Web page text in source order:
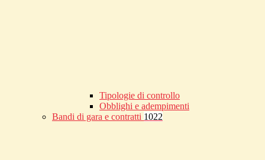
Tipologie di controllo
Obblighi e adempimenti
Bandi di gara e contratti 1022